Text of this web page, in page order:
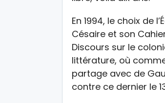
En 1994, le choix de
Césaire et son
Discours sur le
littérature, où
partage avec de
contre ce dernier le